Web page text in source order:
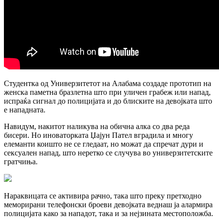
Студентка од Универзитетот на Алабама создаде прототип на
женска паметна бразлетна што при уличен грабеж или напад,
испраќа сигнал до полицијата и до блиските на девојката што
е нападната.
Навидум, накитот наликува на обична алка со два реда
бисери. Но иноваторката Џајун Пател вградила и многу
елеманти коишто не се гледаат, но можат да спречат дури и
сексуален напад, што неретко се случува во универзитетските
гратчиња.
Нараквицата се активира рачно, така што преку претходно
меморирани телефонски броеви девојката веднаш ја алармира
полицијата како за нападот, така и за нејзината местоположба.